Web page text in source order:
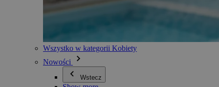
Wszystko w kategorii Kobiety
Nowości
Wstecz